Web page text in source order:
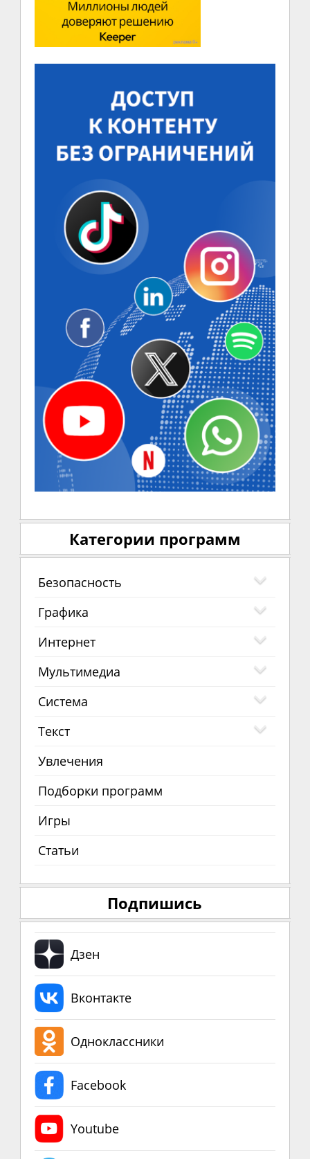
Категории программ
Безопасность
Графика
Интернет
Мультимедиа
Система
Текст
Увлечения
Подборки программ
Игры
Статьи
Подпишись
Дзен
Вконтакте
Одноклассники
Facebook
Youtube